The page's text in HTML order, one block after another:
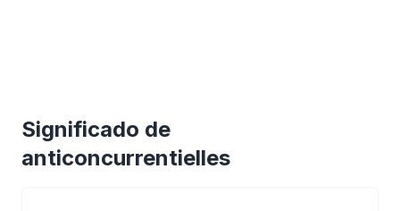
Significado de
anticoncurrentielles